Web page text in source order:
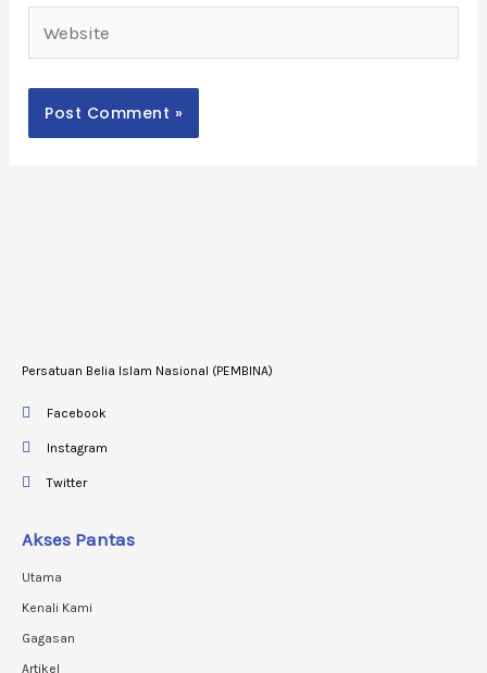
Website
Persatuan Belia Islam Nasional (PEMBINA)
Facebook
Instagram
Twitter
Akses Pantas
Utama
Kenali Kami
Gagasan
Artikel